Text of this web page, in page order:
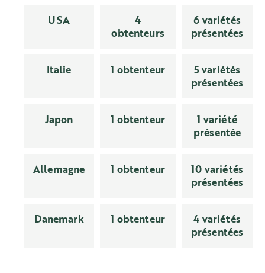
USA
4
obtenteurs
6 variétés
présentées
Italie 1 obtenteur
5 variétés
présentées
Japon 1 obtenteur
1 variété
présentée
Allemagne 1 obtenteur
10 variétés
présentées
Danemark 1 obtenteur
4 variétés
présentées